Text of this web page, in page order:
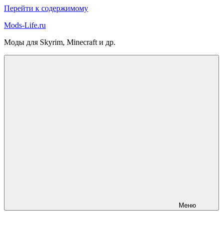
Перейти к содержимому
Mods-Life.ru
Моды для Skyrim, Minecraft и др.
Меню